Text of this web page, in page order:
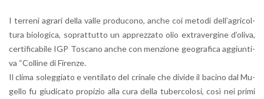
I ter­re­ni agra­ri della valle pro­du­co­no, anche coi me­to­di del­l’a­gri­col­
tu­ra bio­lo­g­i­ca, so­prat­tut­to un ap­prez­za­to olio ex­tra­ver­gi­ne d’o­li­va,
cer­ti­fi­ca­bi­le IGP To­sca­no anche con men­zio­ne geo­gra­fi­ca ag­giun­ti­
va “Col­li­ne di Fi­ren­ze.
Il clima so­leg­gia­to e ven­ti­la­to del cri­na­le che di­vi­de il ba­ci­no dal Mu­
gel­lo fu giu­di­ca­to pro­pi­zio alla cura della tu­ber­co­lo­si, così nei primi